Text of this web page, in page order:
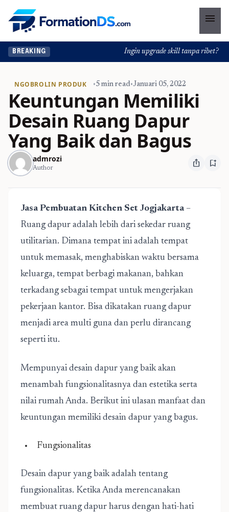
menu
BREAKING Ingin upgrade skill tanpa ribet?
NGOBROLIN PRODUK •5 min read•Januari 05, 2022
Keuntungan Memiliki
Desain Ruang Dapur
Yang Baik dan Bagus
admrozi
Author ios_share bookmark_add
Jasa Pembuatan Kitchen Set Jogjakarta–
Ruang dapur adalah lebih dari sekedar ruang
utilitarian. Dimana tempat ini adalah tempat
untuk memasak, menghabiskan waktu bersama
keluarga, tempat berbagi makanan, bahkan
terkadang sebagai tempat untuk mengerjakan
pekerjaan kantor. Bisa dikatakan ruang dapur
menjadi area multi guna dan perlu dirancang
seperti itu.
Mempunyai desain dapur yang baik akan
menambah fungsionalitasnya dan estetika serta
nilai rumah Anda. Berikut ini ulasan manfaat dan
keuntungan memiliki desain dapur yang bagus.
Fungsionalitas
Desain dapur yang baik adalah tentang
fungsionalitas. Ketika Anda merencanakan
membuat ruang dapur harus dengan hati-hati